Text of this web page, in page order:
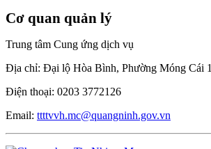
Cơ quan quản lý
Trung tâm Cung ứng dịch vụ
Địa chỉ: Đại lộ Hòa Bình, Phường Móng Cái 1
Điện thoại: 0203 3772126
Email: ttttvvh.mc@quangninh.gov.vn